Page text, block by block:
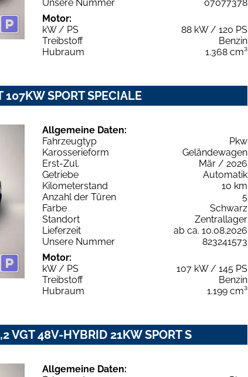
Unsere Nummer
07077378
Motor:
kW / PS
88 kW / 120 PS
Treibstoff
Benzin
Hubraum
1.368 cm³
SPORT SPECIALE
Allgemeine Daten:
Fahrzeugtyp
Pkw
Karosserieform
Geländewagen
Erst-Zul.
Mär / 2026
Getriebe
Automatik
Kilometerstand
10 km
Anzahl der Türen
5
Farbe
Schwarz
Standort
Zentrallager
Lieferzeit
ab ca. 10.08.2026
Unsere Nummer
823241573
Motor:
kW / PS
107 kW / 145 PS
Treibstoff
Benzin
Hubraum
1.199 cm³
VGT 48V-HYBRID 21KW SPORT S
Allgemeine Daten: